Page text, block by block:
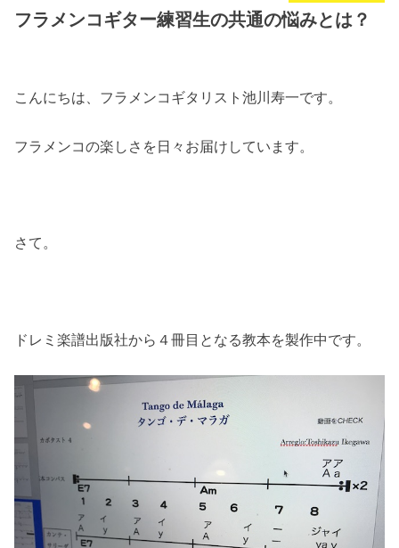
フラメンコギター練習生の共通の悩みとは？
こんにちは、フラメンコギタリスト池川寿一です。
フラメンコの楽しさを日々お届けしています。
さて。
ドレミ楽譜出版社から４冊目となる教本を製作中です。